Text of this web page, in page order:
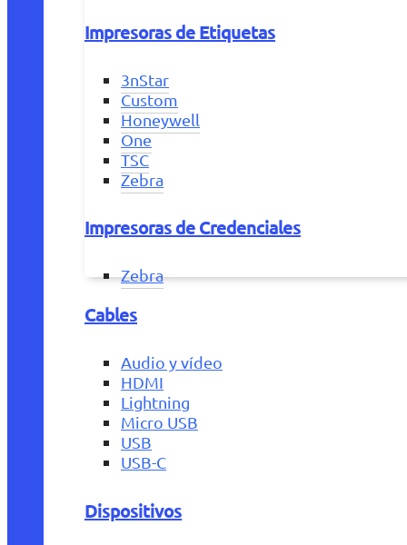
Impresoras de Etiquetas
3nStar
Custom
Honeywell
One
TSC
Zebra
Impresoras de Credenciales
Zebra
Cables
Audio y vídeo
HDMI
Lightning
Micro USB
USB
USB-C
Dispositivos